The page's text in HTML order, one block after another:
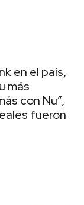
en el país,
más
con Nu”,
fueron